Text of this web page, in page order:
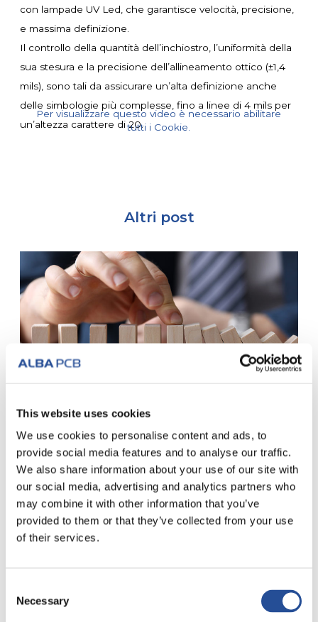
This website uses cookies
We use cookies to personalise content and ads, to
provide social media features and to analyse our traffic.
We also share information about your use of our site with
our social media, advertising and analytics partners who
may combine it with other information that you’ve
provided to them or that they’ve collected from your use
of their services.
Selection
Necessary
con lampade UV Led, che garantisce velocità, precisione,
e massima definizione
Il controllo della quantità dell’inchiostro, l’uniformità della
sua stesura e la precisione dell’allineamento ottico (±1,4
mils), sono tali da assicurare un’alta definizione anche
delle simbologie più complesse, fino a linee di 4 mils per
un’altezza carattere di 20.
Per visualizzare questo video è necessario abilitare
tutti i Cookie.
Altri post
Crisi: quando un fornitore di PCB diventa
strategico…
Quando il fornitore di PCB diventa strategico per gestire i
rischi di approvvigionamento del circuito...